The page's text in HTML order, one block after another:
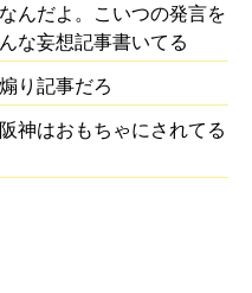
んだよ。こいつの発言を
な妄想記事書いてる
り記事だろ
神はおもちゃにされてる